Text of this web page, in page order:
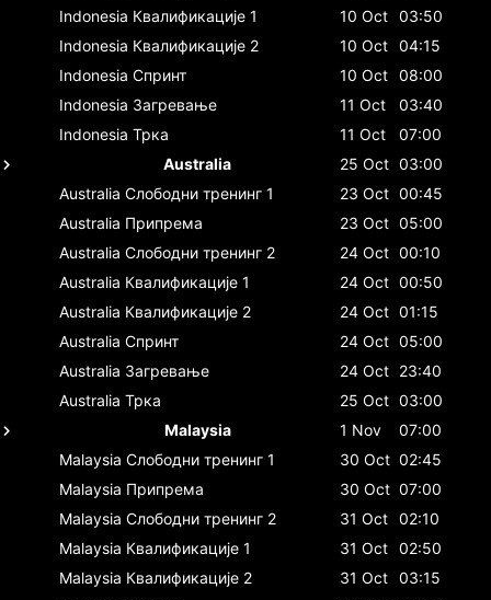
Indonesia Квалификације 1 10 Oct 03:50
Indonesia Квалификације 2 10 Oct 04:15
Indonesia Спринт 10 Oct 08:00
Indonesia Загревање 11 Oct
03:40
Indonesia Трка 11 Oct
07:00
Australia
25 Oct 03:00
Australia Слободни тренинг 1 23 Oct 00:45
Australia Припрема 23 Oct 05:00
Australia Слободни тренинг 2 24 Oct 00:10
Australia Квалификације 1 24 Oct 00:50
Australia Квалификације 2 24 Oct 01:15
Australia Спринт 24 Oct 05:00
Australia Загревање 24 Oct 23:40
Australia Трка 25 Oct 03:00
Malaysia
1 Nov
07:00
Malaysia Слободни тренинг 1 30 Oct 02:45
Malaysia Припрема 30 Oct 07:00
Malaysia Слободни тренинг 2 31 Oct 02:10
Malaysia Квалификације 1 31 Oct 02:50
Malaysia Квалификације 2 31 Oct 03:15